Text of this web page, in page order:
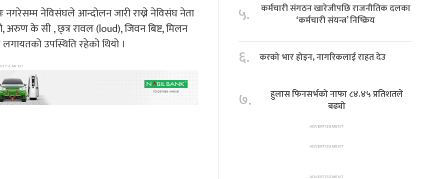
नगरेसम्म नेविसंघले आन्दोलन जारी राख्ने नेविसंघ नेता
अरुण के सी , छ्त्र रावल (loud), जिवन बिष्ट, मिलन
उपस्थिति रहेको थियो ।
५.
कर्मचारी संगठन खारेजीपछि राजनीतिक दलका
‘कर्मचारी संयन्त्र’ निष्क्रिय
६. करको भार होइन, नागरिकलाई राहत देउ
७.
हुलास फिनसर्भको नाफा ८४.४५ प्रतिशतले
बढ्यो